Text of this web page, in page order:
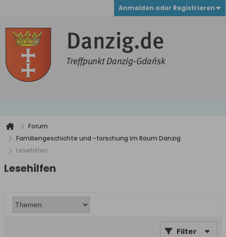
Anmelden oder Registrieren
Forum
Familiengeschichte und -forschung im Raum Danzig
Lesehilfen
Lesehilfen
Filter